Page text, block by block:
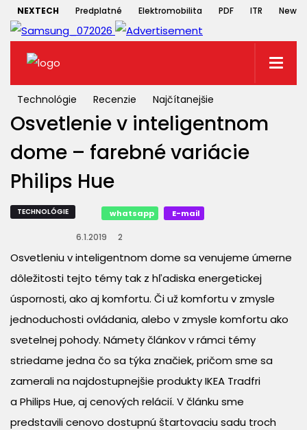
NEXTECH Predplatné Elektromobilita PDF ITR
Technológie Recenzie Najčítanejšie
Osvetlenie v inteligentnom
dome – farebné variácie
Philips Hue
TECHNOLÓGIE whatsapp E-mail
6.1.2019 2
Osvetleniu v inteligentnom dome sa venujeme úmerne
dôležitosti tejto témy tak z hľadiska energetickej
úspornosti, ako aj komfortu. Či už komfortu v zmysle
jednoduchosti ovládania, alebo v zmysle komfortu ako
svetelnej pohody. Námety článkov v rámci témy
striedame jedna čo sa týka značiek, pričom sme sa
zamerali na najdostupnejšie produkty IKEA Tradfri
a Philips Hue, aj cenových relácií. V článku sme
predstavili cenovo dostupnú štartovaciu sadu troch